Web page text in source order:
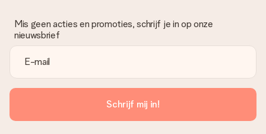
Mis geen acties en promoties, schrijf je in op onze
nieuwsbrief
Schrijf mij in!